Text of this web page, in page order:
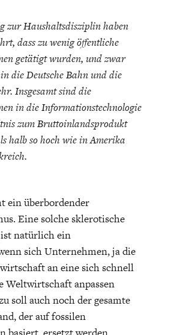
UND DIE
DIGITALISIERUNG
POST-CORONA-
ZEITALTER
MAKROTHEK
zur Haushaltsdisziplin haben
dass zu wenig öffentliche
getätigt wurden, und zwar
die Deutsche Bahn und die
Insgesamt sind die
in die Informationstechnologie
zum Bruttoinlandsprodukt
halb so hoch wie in Amerika
ein überbordender
Eine solche sklerotische
natürlich ein
sich Unternehmen, ja die
an eine sich schnell
Weltwirtschaft anpassen
soll auch noch der gesamte
der auf fossilen